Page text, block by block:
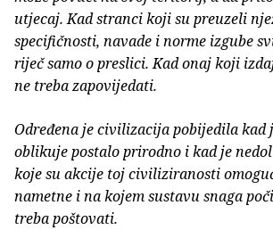
utjecaj. Kad stranci koji su preuzeli
specifičnosti, navade i norme izgube
riječ samo o preslici. Kad onaj koji
ne treba zapovijedati.
Određena je civilizacija pobijedila kad
oblikuje postalo prirodno i kad je
koje su akcije toj civiliziranosti
nametne i na kojem sustavu snaga
treba poštovati.